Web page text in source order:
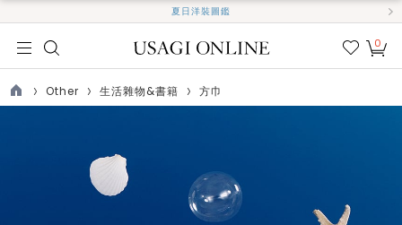
夏日洋裝圖鑑
我的
0
TOP
Other 生活雜物&書籍 方巾